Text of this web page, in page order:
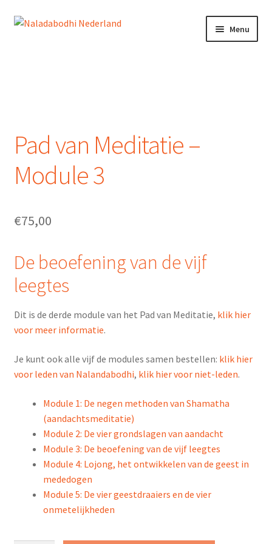
Ga
Ga
Menu
Winkelmand
NEDERLANDS
Pad van Meditatie –
Module 3
€75,00
De beoefening van de vijf
leegtes
Dit is de derde module van het Pad van Meditatie, klik hier
voor meer informatie.
Je kunt ook alle vijf de modules samen bestellen: klik hier
voor leden van Nalandabodhi, klik hier voor niet-leden.
Module 1: De negen methoden van Shamatha
(aandachtsmeditatie)
Module 2: De vier grondslagen van aandacht
Module 3: De beoefening van de vijf leegtes
Module 4: Lojong, het ontwikkelen van de geest in
mededogen
Module 5: De vier geestdraaiers en de vier
onmetelijkheden